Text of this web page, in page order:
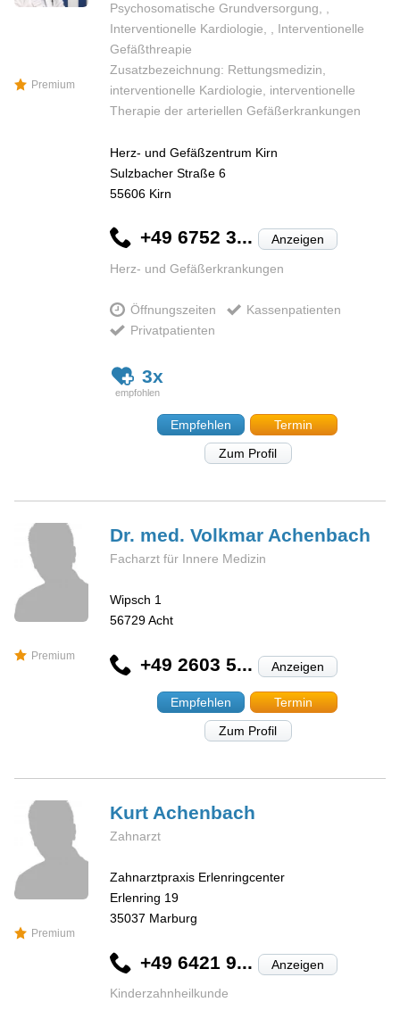
Premium
Psychosomatische Grundversorgung, ,
Interventionelle Kardiologie, , Interventionelle
Gefäßthreapie
Zusatzbezeichnung: Rettungsmedizin,
interventionelle Kardiologie, interventionelle
Therapie der arteriellen Gefäßerkrankungen
Herz- und Gefäßzentrum Kirn
Sulzbacher Straße 6
55606 Kirn
+49 6752 3... Anzeigen
Herz- und Gefäßerkrankungen
Öffnungszeiten
Kassenpatienten
Privatpatienten
3x
Empfehlen
Termin
Zum Profil
Premium
Dr. med. Volkmar Achenbach
Facharzt für Innere Medizin
Wipsch 1
56729Acht
+49 2603 5... Anzeigen
Empfehlen
Termin
Zum Profil
Premium
Kurt Achenbach
Zahnarzt
Zahnarztpraxis Erlenringcenter
Erlenring 19
35037 Marburg
+49 6421 9... Anzeigen
Kinderzahnheilkunde